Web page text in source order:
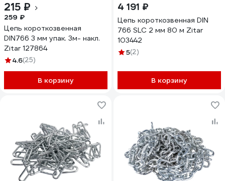
215 ₽
259 ₽
Цепь короткозвенная
DIN766 3 мм упак. 3м- накл.
Zitar 127864
4.6(25)
В корзину
4 191 ₽
Цепь короткозвенная DIN
766 SLC 2 мм 80 м Zitar
103442
5(2)
В корзину